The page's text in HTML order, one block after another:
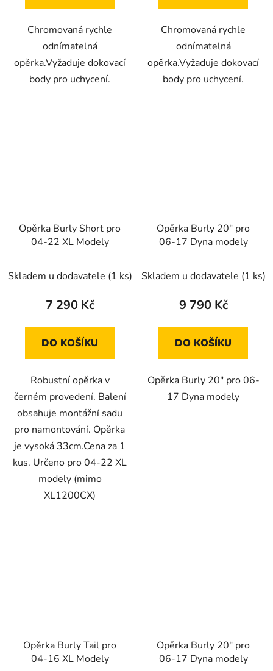
Chromovaná rychle
odnímatelná
opěrka.Vyžaduje dokovací
body pro uchycení.
Chromovaná rychle
odnímatelná
opěrka.Vyžaduje dokovací
body pro uchycení.
Opěrka Burly Short pro
04-22 XL Modely
Skladem u dodavatele (1 ks)
7 290 Kč
DO KOŠÍKU
Robustní opěrka v
černém provedení. Balení
obsahuje montážní sadu
pro namontování. Opěrka
je vysoká 33cm.Cena za 1
kus. Určeno pro 04-22 XL
modely (mimo
XL1200CX)
Opěrka Burly 20" pro
06-17 Dyna modely
Skladem u dodavatele (1 ks)
9 790 Kč
DO KOŠÍKU
Opěrka Burly 20" pro 06-
17 Dyna modely
Opěrka Burly Tail pro
04-16 XL Modely
Opěrka Burly 20" pro
06-17 Dyna modely